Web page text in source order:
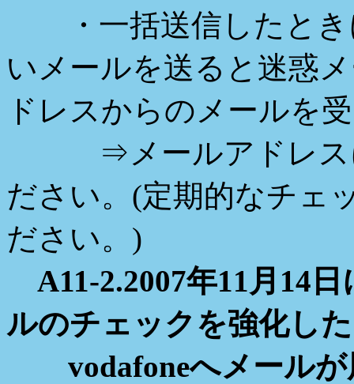
・一括送信したとき
いメールを送ると迷惑
ドレスからのメールを
⇒メールアドレスに
ださい。(定期的なチェ
ださい。)
A11-2.2007年11月14
ルのチェックを強化し
vodafoneへメールが